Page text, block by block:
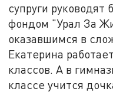
супруги руководят
фондом "Урал За
оказавшимся в
Екатерина
классов. А в
классе учится